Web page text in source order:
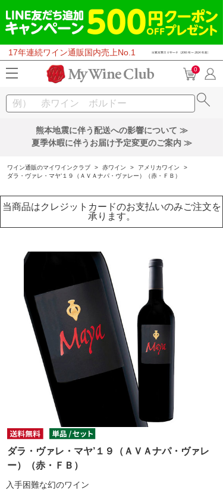
17年連続ワイン通販国内売上No.1
0
熊本地震に伴う配送への影響について ≫
夏季休暇に伴うお届け予定変更のご案内 ≫
ワイン通販のマイワインクラブ > 赤ワイン > アメリカワイン
>
ダラ・ヴァレ・マヤ’１９（ＡＶＡナパ・ヴァレー）（赤・ＦＢ）
当商品はクレジットカードのお支払いのみご注文を
承ります。
ダラ・ヴァレ・マヤ’１９（ＡＶＡナパ・ヴァレ
ー）（赤・ＦＢ）
入手困難な幻のワイン